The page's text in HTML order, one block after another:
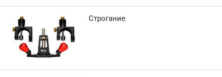
Строгание